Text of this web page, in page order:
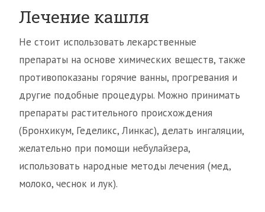
Лечение кашля
Не стоит использовать лекарственные
препараты на основе химических веществ, также
противопоказаны горячие ванны, прогревания и
другие подобные процедуры. Можно принимать
препараты растительного происхождения
(Бронхикум, Геделикс, Линкас), делать ингаляции,
желательно при помощи небулайзера,
использовать народные методы лечения (мед,
молоко, чеснок и лук).